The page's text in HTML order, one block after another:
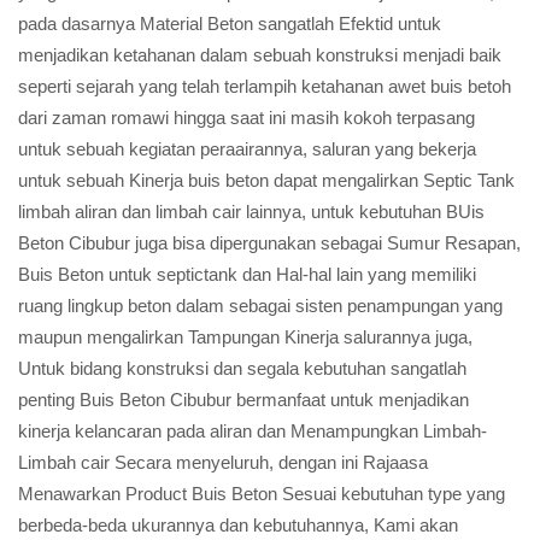
pada dasarnya Material Beton sangatlah Efektid untuk
menjadikan ketahanan dalam sebuah konstruksi menjadi baik
seperti sejarah yang telah terlampih ketahanan awet buis betoh
dari zaman romawi hingga saat ini masih kokoh terpasang
untuk sebuah kegiatan peraairannya, saluran yang bekerja
untuk sebuah Kinerja buis beton dapat mengalirkan Septic Tank
limbah aliran dan limbah cair lainnya, untuk kebutuhan BUis
Beton Cibubur juga bisa dipergunakan sebagai Sumur Resapan,
Buis Beton untuk septictank dan Hal-hal lain yang memiliki
ruang lingkup beton dalam sebagai sisten penampungan yang
maupun mengalirkan Tampungan Kinerja salurannya juga,
Untuk bidang konstruksi dan segala kebutuhan sangatlah
penting Buis Beton Cibubur bermanfaat untuk menjadikan
kinerja kelancaran pada aliran dan Menampungkan Limbah-
Limbah cair Secara menyeluruh, dengan ini Rajaasa
Menawarkan Product Buis Beton Sesuai kebutuhan type yang
berbeda-beda ukurannya dan kebutuhannya, Kami akan